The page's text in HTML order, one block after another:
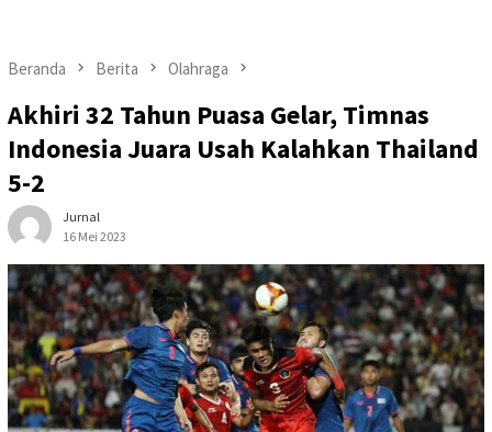
Beranda Berita Olahraga
Akhiri 32 Tahun Puasa Gelar, Timnas
Indonesia Juara Usah Kalahkan Thailand
5-2
Jurnal
16 Mei 2023